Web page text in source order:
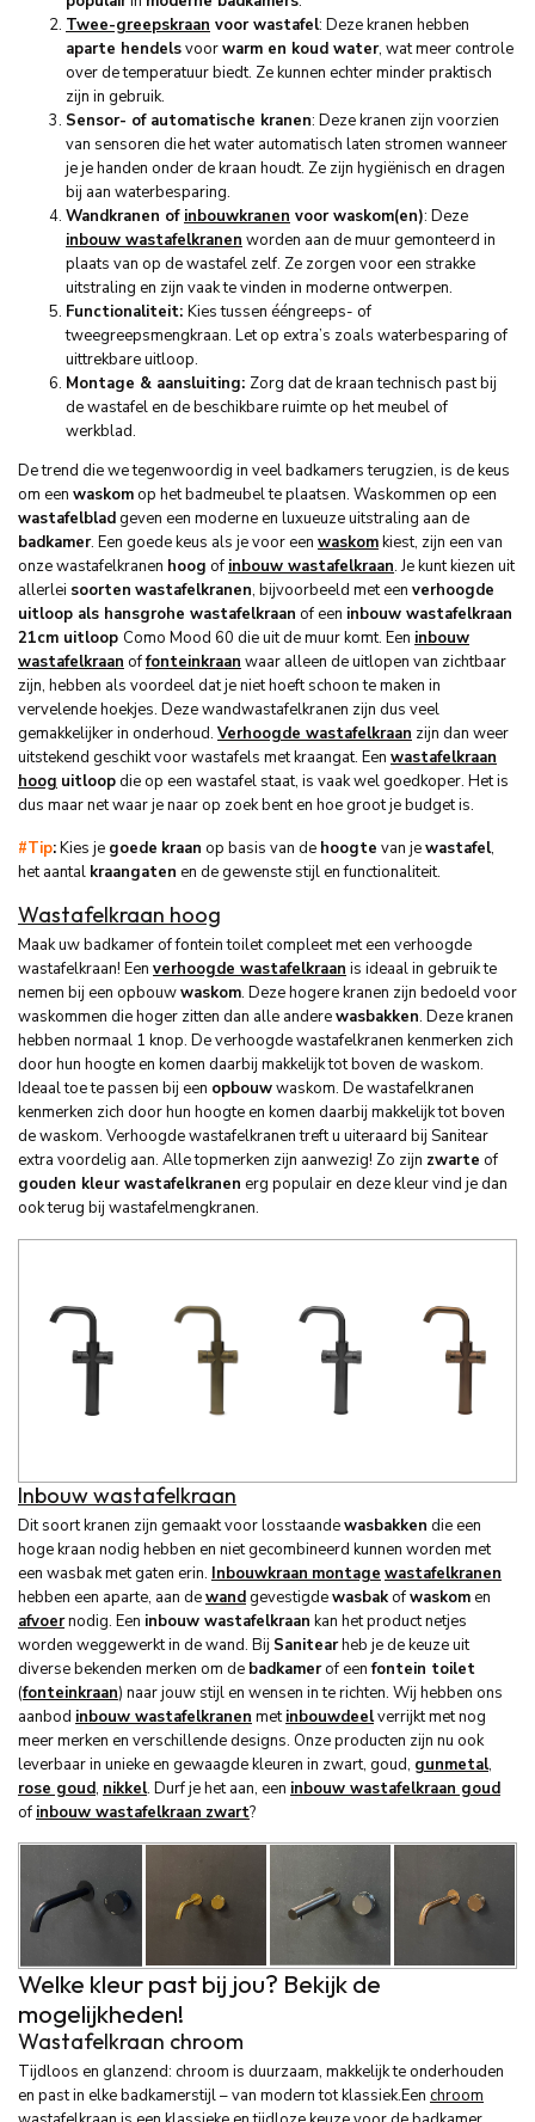
Twee-greepskraan voor wastafel: Deze kranen hebben
aparte hendelsvoorwarm en koud water, wat meer controle
over de temperatuur biedt. Ze kunnen echter minder praktisch
zijn in gebruik.
Sensor- of automatische kranen: Deze kranen zijn voorzien
van sensoren die het water automatisch laten stromen wanneer
je je handen onder de kraan houdt. Ze zijn hygiënisch en dragen
bij aan waterbesparing.
Wandkranen of inbouwkranen voor waskom(en): Deze
inbouw wastafelkranen worden aan de muur gemonteerd in
plaats van op de wastafel zelf. Ze zorgen voor een strakke
uitstraling en zijn vaak te vinden in moderne ontwerpen.
Functionaliteit: Kies tussen ééngreeps- of
tweegreepsmengkraan. Let op extra’s zoals waterbesparing of
uittrekbare uitloop.
Montage & aansluiting: Zorg dat de kraan technisch past bij
de wastafel en de beschikbare ruimte op het meubel of
werkblad.
De trend die we tegenwoordig in veel badkamers terugzien, is de keus
om een waskomop het badmeubel te plaatsen. Waskommen op een
wastafelbladgeven een moderne en luxueuze uitstraling aan de
badkamer. Een goede keus als je voor een waskomkiest, zijn een van
onze wastafelkranen hoog of inbouw wastafelkraan. Je kunt kiezen uit
allerlei soorten wastafelkranen, bijvoorbeeld met een verhoogde
uitloop als hansgrohe wastafelkraan of een inbouw wastafelkraan
21cm uitloop Como Mood 60 die uit de muur komt. Een inbouw
wastafelkraan offonteinkraan waar alleen de uitlopen van zichtbaar
zijn, hebben als voordeel dat je niet hoeft schoon te maken in
vervelende hoekjes. Deze wandwastafelkranen zijn dus veel
gemakkelijker in onderhoud. Verhoogde wastafelkraan zijn dan weer
uitstekend geschikt voor wastafels met kraangat. Een wastafelkraan
hoog uitloopdie op een wastafel staat, is vaak wel goedkoper. Het is
dus maar net waar je naar op zoek bent en hoe groot je budget is.
#Tip:Kies je goede kraan op basis van de hoogte van jewastafel,
het aantal kraangaten en de gewenste stijl en functionaliteit.
Wastafelkraan hoog
Maak uw badkamer of fontein toilet compleet met een verhoogde
wastafelkraan! Een verhoogde wastafelkraan is ideaal in gebruik te
nemen bij een opbouwwaskom. Deze hogere kranen zijn bedoeld voor
waskommen die hoger zitten dan alle anderewasbakken. Deze kranen
hebben normaal 1 knop. De verhoogde wastafelkranen kenmerken zich
door hun hoogte en komen daarbij makkelijk tot boven de waskom.
Ideaal toe te passen bij een opbouwwaskom. De wastafelkranen
kenmerken zich door hun hoogte en komen daarbij makkelijk tot boven
de waskom. Verhoogde wastafelkranen treft u uiteraard bij Sanitear
extra voordelig aan. Alle topmerken zijn aanwezig! Zo zijn zwarte of
gouden kleur wastafelkranen erg populair en deze kleur vind je dan
ook terug bij wastafelmengkranen.
Inbouw wastafelkraan
Dit soort kranen zijn gemaakt voor losstaandewasbakken die een
hoge kraan nodig hebben en niet gecombineerd kunnen worden met
een wasbak met gaten erin. Inbouwkraan montage wastafelkranen
hebben een aparte, aan dewandgevestigdewasbakofwaskomen
afvoernodig. Een inbouw wastafelkraan kan het product netjes
worden weggewerkt in de wand. Bij Sanitearheb je de keuze uit
diverse bekenden merken om de badkamerof eenfontein toilet
(fonteinkraan) naar jouw stijl en wensen in te richten. Wij hebben ons
aanbod inbouw wastafelkranen metinbouwdeelverrijkt met nog
meer merken en verschillende designs. Onze producten zijn nu ook
leverbaar in unieke en gewaagde kleuren in zwart, goud, gunmetal,
rose goud, nikkel. Durf je het aan, een inbouw wastafelkraan goud
of inbouw wastafelkraan zwart?
Welke kleur past bij jou? Bekijk de
mogelijkheden!
Wastafelkraan chroom
Tijdloos en glanzend: chroom is duurzaam, makkelijk te onderhouden
en past in elke badkamerstijl – van modern tot klassiek.Een chroom